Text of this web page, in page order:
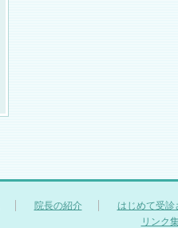
院長の紹介
はじめて受診
リンク